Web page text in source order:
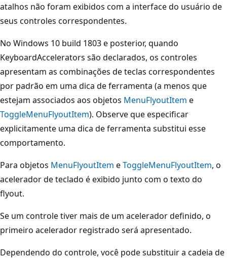
atalhos não foram exibidos com a interface do usuário de
seus controles correspondentes.
No Windows 10 build 1803 e posterior, quando
KeyboardAccelerators são declarados, os controles
apresentam as combinações de teclas correspondentes
por padrão em uma dica de ferramenta (a menos que
estejam associados aos objetos MenuFlyoutItem e
ToggleMenuFlyoutItem). Observe que especificar
explicitamente uma dica de ferramenta substitui esse
comportamento.
Para objetos MenuFlyoutItem eToggleMenuFlyoutItem, o
acelerador de teclado é exibido junto com o texto do
flyout.
Se um controle tiver mais de um acelerador definido, o
primeiro acelerador registrado será apresentado.
Dependendo do controle, você pode substituir a cadeia de